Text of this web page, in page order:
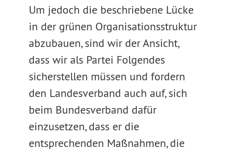
Um jedoch die beschriebene Lücke
in der grünen Organisationsstruktur
abzubauen, sind wir der Ansicht,
dass wir als Partei Folgendes
sicherstellen müssen und fordern
den Landesverband auch auf, sich
beim Bundesverband dafür
einzusetzen, dass er die
entsprechenden Maßnahmen, die